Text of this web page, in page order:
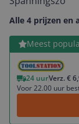
Alle 4 prijzen en
Meest
24 uurVerz. €
Voor 22.00 uur
Bekijk product